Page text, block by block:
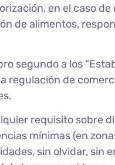
en el caso
de alimentos,
segundo a los
regulación de
requisito sobre
mínimas (en
sin olvidar, sin